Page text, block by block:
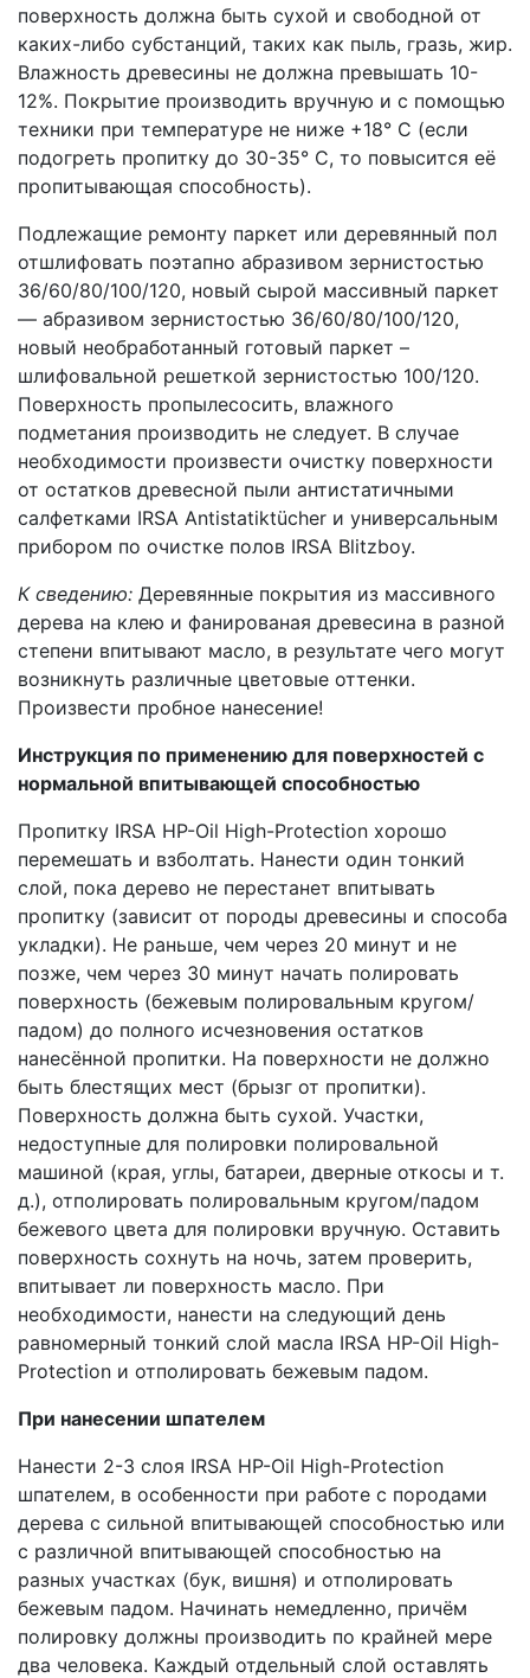
поверхность должна быть сухой и свободной от
каких-либо субстанций, таких как пыль, гразь, жир.
Влажность древесины не должна превышать 10-
12%. Покрытие производить вручную и с помощью
техники при температуре не ниже +18° C (если
подогреть пропитку до 30-35° C, то повысится её
пропитывающая способность).
Подлежащие ремонту паркет или деревянный пол
отшлифовать поэтапно абразивом зернистостью
36/60/80/100/120, новый сырой массивный паркет
— абразивом зернистостью 36/60/80/100/120,
новый необработанный готовый паркет –
шлифовальной решеткой зернистостью 100/120.
Поверхность пропылесосить, влажного
подметания производить не следует. В случае
необходимости произвести очистку поверхности
от остатков древесной пыли антистатичными
салфетками IRSA Antistatiktücher и универсальным
прибором по очистке полов IRSA Blitzboy.
К сведению: Деревянные покрытия из массивного
дерева на клею и фанированая древесина в разной
степени впитывают масло, в результате чего могут
возникнуть различные цветовые оттенки.
Произвести пробное нанесение!
Инструкция по применению для поверхностей с
нормальной впитывающей способностью
Пропитку IRSA HP-Oil High-Protection хорошо
перемешать и взболтать. Нанести один тонкий
слой, пока дерево не перестанет впитывать
пропитку (зависит от породы древесины и способа
укладки). Не раньше, чем через 20 минут и не
позже, чем через 30 минут начать полировать
поверхность (бежевым полировальным кругом/
падом) до полного исчезновения остатков
нанесённой пропитки. На поверхности не должно
быть блестящих мест (брызг от пропитки).
Поверхность должна быть сухой. Участки,
недоступные для полировки полировальной
машиной (края, углы, батареи, дверные откосы и т.
д.), отполировать полировальным кругом/падом
бежевого цвета для полировки вручную. Оставить
поверхность сохнуть на ночь, затем проверить,
впитывает ли поверхность масло. При
необходимости, нанести на следующий день
равномерный тонкий слой масла IRSA HP-Oil High-
Protection и отполировать бежевым падом.
При нанесении шпателем
Нанести 2-3 слоя IRSA HP-Oil High-Protection
шпателем, в особенности при работе с породами
дерева с сильной впитывающей способностью или
с различной впитывающей способностью на
разных участках (бук, вишня) и отполировать
бежевым падом. Начинать немедленно, причём
полировку должны производить по крайней мере
два человека. Каждый отдельный слой оставлять